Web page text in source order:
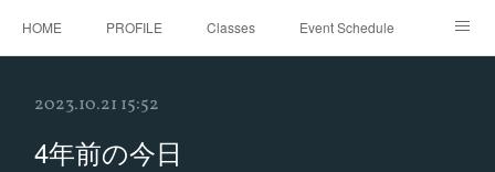
HOME PROFILE Classes Event Schedule
2023.10.21 15:52
4年前の今日